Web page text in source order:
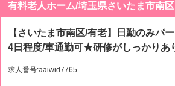
有料老人ホーム/埼玉県さいたま市南区
【さいたま市南区/有老】日勤のみパ
4日程度/車通勤可★研修がしっかりあ
求人番号:aaiwid7765